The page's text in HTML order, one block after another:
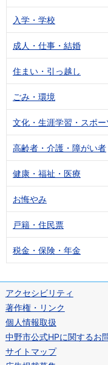
入学・学校
成人・仕事・結婚
住まい・引っ越し
ごみ・環境
文化・生涯学習・スポー
高齢者・介護・障がい者
健康・福祉・医療
お悔やみ
戸籍・住民票
税金・保険・年金
アクセシビリティ
著作権・リンク
個人情報取扱
中野市公式HPに関するお
サイトマップ